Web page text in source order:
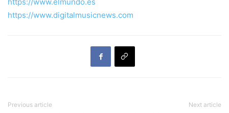
https://www.digitalmusicnews.com
Previous article Next article